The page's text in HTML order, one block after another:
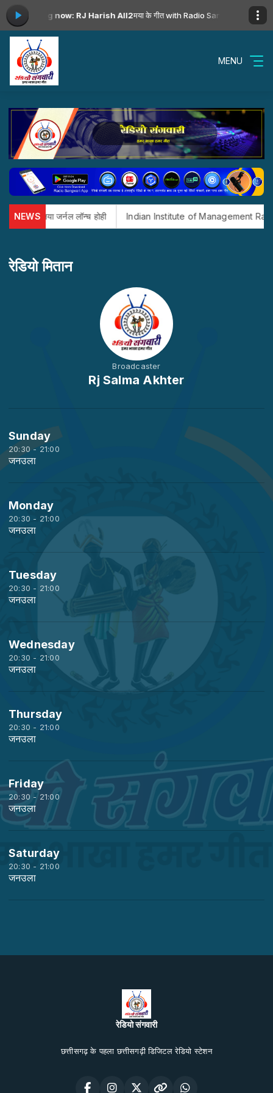
- Playing now: RJ Harish All2मया के गीत with Radio Sangwari
MENU
NEWS
नया जर्नल लॉन्च होही Indian Institute of Management Raipur मं
रेडियो मितान
Broadcaster
Rj Salma Akhter
Sunday
20:30 - 21:00
जनउला
Monday
20:30 - 21:00
जनउला
Tuesday
20:30 - 21:00
जनउला
Wednesday
20:30 - 21:00
जनउला
Thursday
20:30 - 21:00
जनउला
Friday
20:30 - 21:00
जनउला
Saturday
20:30 - 21:00
जनउला
रेडियो संगवारी
छत्तीसगढ़ के पहला छत्तीसगढ़ी डिजिटल रेडियो स्टेशन